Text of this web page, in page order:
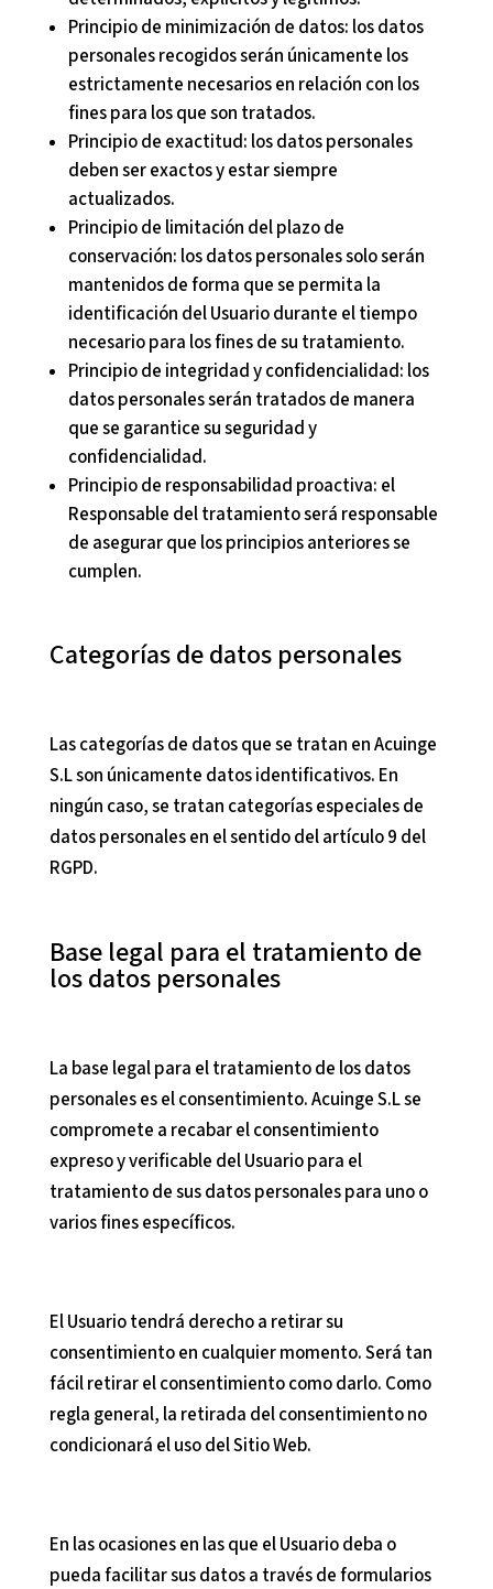
Principio de minimización de datos: los datos
personales recogidos serán únicamente los
estrictamente necesarios en relación con los
fines para los que son tratados.
Principio de exactitud: los datos personales
deben ser exactos y estar siempre
actualizados.
Principio de limitación del plazo de
conservación: los datos personales solo serán
mantenidos de forma que se permita la
identificación del Usuario durante el tiempo
necesario para los fines de su tratamiento.
Principio de integridad y confidencialidad: los
datos personales serán tratados de manera
que se garantice su seguridad y
confidencialidad.
Principio de responsabilidad proactiva: el
Responsable del tratamiento será responsable
de asegurar que los principios anteriores se
cumplen.
Categorías de datos personales
Las categorías de datos que se tratan enAcuinge
S.Lson únicamente datos identificativos. En
ningún caso, se tratan categorías especiales de
datos personales en el sentido del artículo 9 del
RGPD.
Base legal para el tratamiento de
los datos personales
La base legal para el tratamiento de los datos
personales es el consentimiento.Acuinge S.Lse
compromete a recabar el consentimiento
expreso y verificable del Usuario para el
tratamiento de sus datos personales para uno o
varios fines específicos.
El Usuario tendrá derecho a retirar su
consentimiento en cualquier momento. Será tan
fácil retirar el consentimiento como darlo. Como
regla general, la retirada del consentimiento no
condicionará el uso del Sitio Web.
En las ocasiones en las que el Usuario deba o
pueda facilitar sus datos a través de formularios